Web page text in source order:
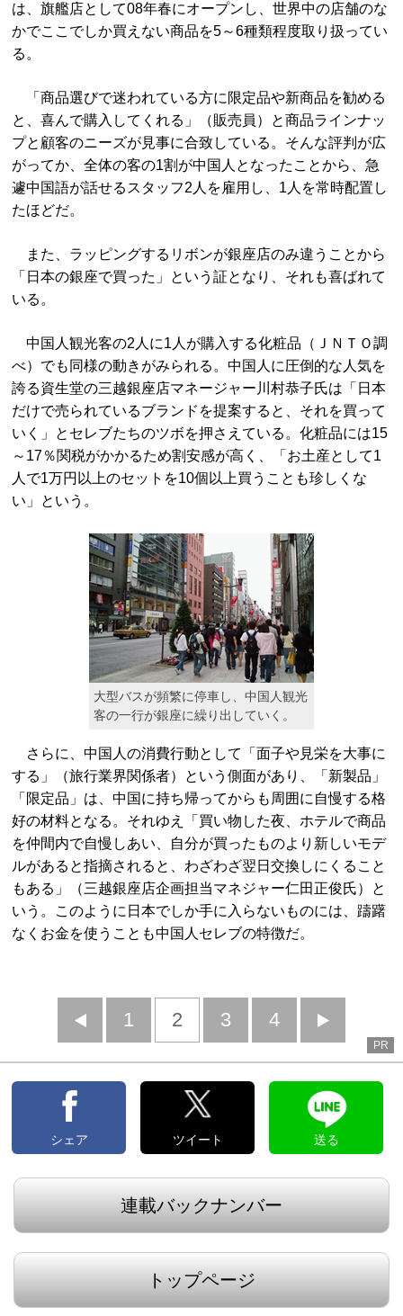
は、旗艦店として08年春にオープンし、世界中の店舗のな
かでここでしか買えない商品を5～6種類程度取り扱ってい
る。
「商品選びで迷われている方に限定品や新商品を勧める
と、喜んで購入してくれる」（販売員）と商品ラインナッ
プと顧客のニーズが見事に合致している。そんな評判が広
がってか、全体の客の1割が中国人となったことから、急
遽中国語が話せるスタッフ2人を雇用し、1人を常時配置し
たほどだ。
また、ラッピングするリボンが銀座店のみ違うことから
「日本の銀座で買った」という証となり、それも喜ばれて
いる。
中国人観光客の2人に1人が購入する化粧品（ＪＮＴＯ調
べ）でも同様の動きがみられる。中国人に圧倒的な人気を
誇る資生堂の三越銀座店マネージャー川村恭子氏は「日本
だけで売られているブランドを提案すると、それを買って
いく」とセレブたちのツボを押さえている。化粧品には15
～17％関税がかかるため割安感が高く、「お土産として1
人で1万円以上のセットを10個以上買うことも珍しくな
い」という。
大型バスが頻繁に停車し、中国人観光
客の一行が銀座に繰り出していく。
さらに、中国人の消費行動として「面子や見栄を大事に
する」（旅行業界関係者）という側面があり、「新製品」
「限定品」は、中国に持ち帰ってからも周囲に自慢する格
好の材料となる。それゆえ「買い物した夜、ホテルで商品
を仲間内で自慢しあい、自分が買ったものより新しいモデ
ルがあると指摘されると、わざわざ翌日交換しにくること
もある」（三越銀座店企画担当マネジャー仁田正俊氏）と
いう。このように日本でしか手に入らないものには、躊躇
なくお金を使うことも中国人セレブの特徴だ。
前
へ
1 2 3 4
へ
PR
シェア ツイート 送る
連載バックナンバー
トップページ